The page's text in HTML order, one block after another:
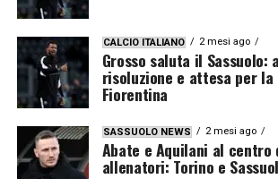
CALCIO ITALIANO 2 mesi ago
Grosso saluta il Sassuolo:
risoluzione e attesa per
Fiorentina
SASSUOLO NEWS 2 mesi ago
Abate e Aquilani al centro
allenatori: Torino e